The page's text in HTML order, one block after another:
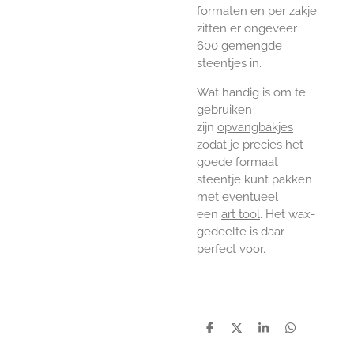
formaten en per zakje
zitten er ongeveer
600 gemengde
steentjes in.
Wat handig is om te
gebruiken
zijn opvangbakjes
zodat je precies het
goede formaat
steentje kunt pakken
met eventueel
een art tool. Het wax-
gedeelte is daar
perfect voor.
D
D
S
D